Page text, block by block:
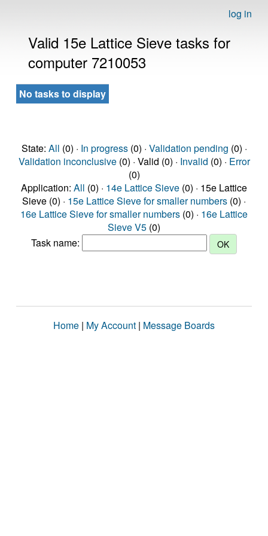
log in
Valid 15e Lattice Sieve tasks for
computer 7210053
No tasks to display
State: All (0) · In progress(0) · Validation pending (0) ·
Validation inconclusive(0) · Valid (0) · Invalid (0) · Error
(0)
Application: All (0) · 14e Lattice Sieve (0) · 15e Lattice
Sieve (0) · 15e Lattice Sieve for smaller numbers (0) ·
16e Lattice Sieve for smaller numbers (0) · 16e Lattice
Sieve V5 (0)
Task name:
Home | My Account | Message Boards